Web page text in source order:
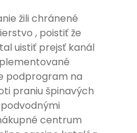
žili chránené
, poistiť že
uistiť prejsť kanál
podprogram na
praniu špinavých
centrum